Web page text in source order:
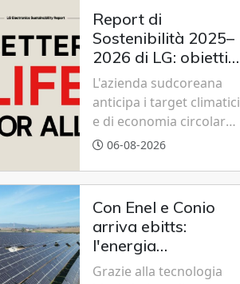
modello di partenariato
pubblico-privato e a una
rete di partner strategici
d'eccellenza.
Report di
Sostenibilità 2025–
2026 di LG: obiettivi
2030 raggiunti con
cinque anni
d'anticipo
L'azienda sudcoreana
anticipa i target climatici
e di economia circolare,
confermando
a innovazione,
accessibilità e
governance
trasparente.
06-08-2026
Con Enel e Conio
arriva ebitts:
l'energia
rinnovabile entra in
Grazie alla tecnologia